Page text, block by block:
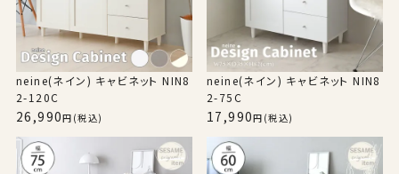
neine(ネイン) キャビネット NIN8
2-120C
26,990 (税込)
neine(ネイン) キャビネット NIN8
2-75C
17,990 (税込)